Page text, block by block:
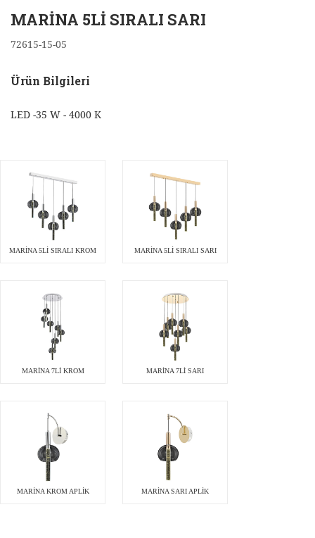
MARİNA 5Lİ SIRALI SARI
72615-15-05
Ürün Bilgileri
LED -35 W - 4000 K
MARİNA 5Lİ SIRALI KROM MARİNA 5Lİ SIRALI SARI
MARİNA 7Lİ KROM MARİNA 7Lİ SARI
MARİNA KROM APLİK MARİNA SARI APLİK